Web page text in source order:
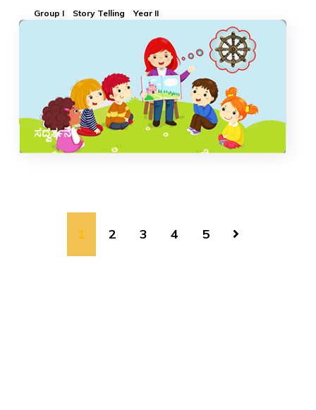
Group I Story Telling Year II
ಸದ್ವರ್ತನೆ
1 2 3 4 5